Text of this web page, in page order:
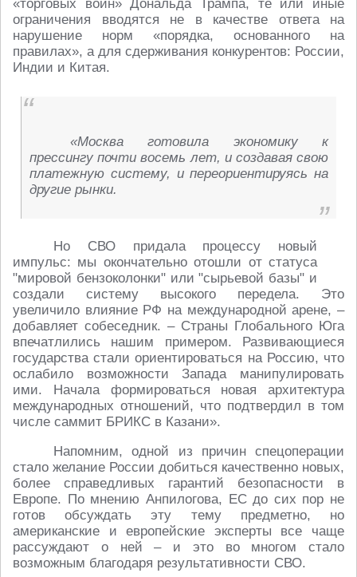
«торговых войн» Дональда Трампа, те или иные
ограничения вводятся не в качестве ответа на
нарушение норм «порядка, основанного на
правилах», а для сдерживания конкурентов: России,
Индии и Китая.
«Москва готовила экономику к
прессингу почти восемь лет, и создавая свою
платежную систему, и переориентируясь на
другие рынки.
Но СВО придала процессу новый
импульс: мы окончательно отошли от статуса
"мировой бензоколонки" или "сырьевой базы" и
создали систему высокого передела. Это
увеличило влияние РФ на международной арене, –
добавляет собеседник. – Страны Глобального Юга
впечатлились нашим примером. Развивающиеся
государства стали ориентироваться на Россию, что
ослабило возможности Запада манипулировать
ими. Начала формироваться новая архитектура
международных отношений, что подтвердил в том
числе саммит БРИКС в Казани».
Напомним, одной из причин спецоперации
стало желание России добиться качественно новых,
более справедливых гарантий безопасности в
Европе. По мнению Анпилогова, ЕС до сих пор не
готов обсуждать эту тему предметно, но
американские и европейские эксперты все чаще
рассуждают о ней – и это во многом стало
возможным благодаря результативности СВО.